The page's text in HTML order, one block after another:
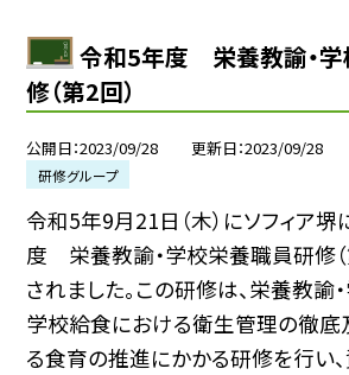
令和5年度 栄養教諭・
修（第2回）
公開日 2023/09/28 更新日 2023/09/28
研修グループ
令和5年9月21日（木）にソフィア堺
度 栄養教諭・学校栄養職員研修（
されました。この研修は、栄養教諭
学校給食における衛生管理の徹底
る食育の推進にかかる研修を行い